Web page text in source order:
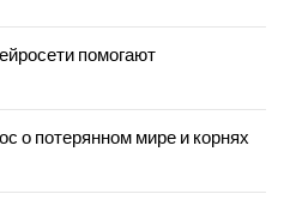
помогают
о потерянном мире и корнях